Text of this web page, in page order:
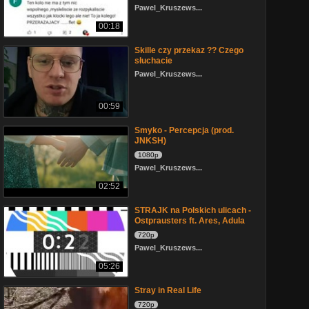
00:18
Pawel_Kruszews...
00:59
Skille czy przekaz ?? Czego
słuchacie
Pawel_Kruszews...
02:52
Smyko - Percepcja (prod.
JNKSH)
1080p
Pawel_Kruszews...
05:26
STRAJK na Polskich ulicach -
Ostprausters ft. Ares, Adula
720p
Pawel_Kruszews...
Stray in Real Life
720p